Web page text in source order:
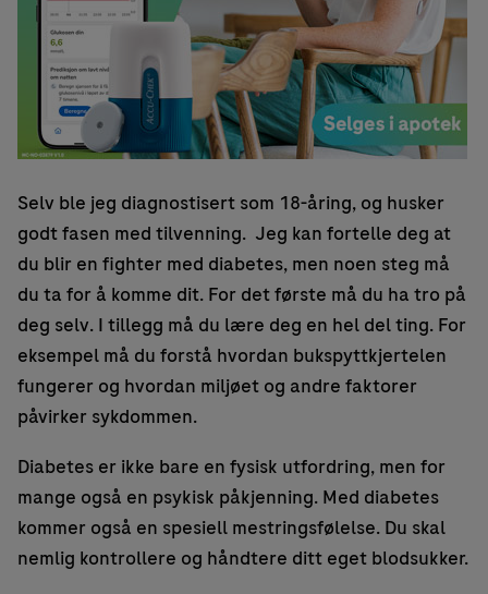
Selv ble jeg diagnostisert som 18-åring, og husker
godt fasen med tilvenning. Jeg kan fortelle deg at
du blir en fighter med diabetes, men noen steg må
du ta for å komme dit. For det første må du ha tro på
deg selv. I tillegg må du lære deg en hel del ting. For
eksempel må du forstå hvordan bukspyttkjertelen
fungerer og hvordan miljøet og andre faktorer
påvirker sykdommen.
Diabetes er ikke bare en fysisk utfordring, men for
mange også en psykisk påkjenning. Med diabetes
kommer også en spesiell mestringsfølelse. Du skal
nemlig kontrollere og håndtere ditt eget blodsukker.